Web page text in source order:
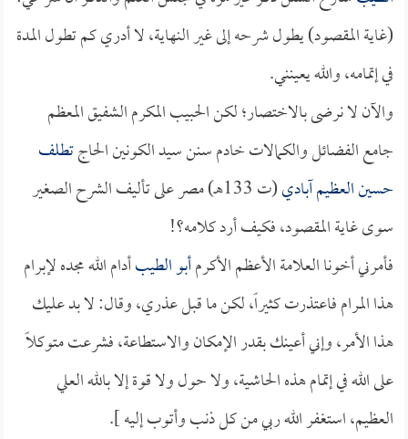
(غاية المقصود) يطول شرحه إلى غير النهاية، لا أدري كم تطول المدة
في إتمامه، والله يعينني.
والآن لا نرضى بالاختصار؛ لكن الحبيب المكرم الشفيق المعظم
جامع الفضائل والكمالات خادم سنن سيد الكونين الحاجتطلف
حسين العظيم آبادي
(ت 133هـ) مصر على تأليف الشرح الصغير
سوى غاية المقصود، فكيف أرد كلامه؟!
فأمرني أخونا العلامة الأعظم الأكرمأبو الطيبأدام الله مجده لإبرام
هذا المرام فاعتذرت كثيراً، لكن ما قبل عذري، وقال: لا بد عليك
هذا الأمر، وإني أعينك بقدر الإمكان والاستطاعة، فشرعت متوكلاً
على الله في إتمام هذه الحاشية، ولا حول ولا قوة إلا بالله العلي
العظيم، استغفر الله ربي من كل ذنب وأتوب إليه ].